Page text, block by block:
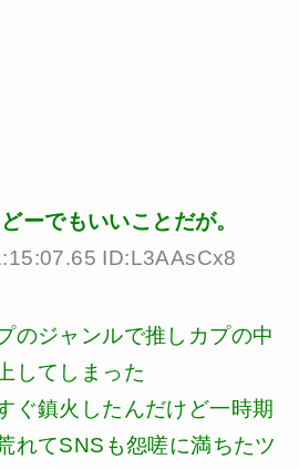
ーでもいいことだが。
ID:L3AAsCx8
のジャンルで推しカプの中
してしまった
ぐ鎮火したんだけど一時期
れてSNSも怨嗟に満ちたツ